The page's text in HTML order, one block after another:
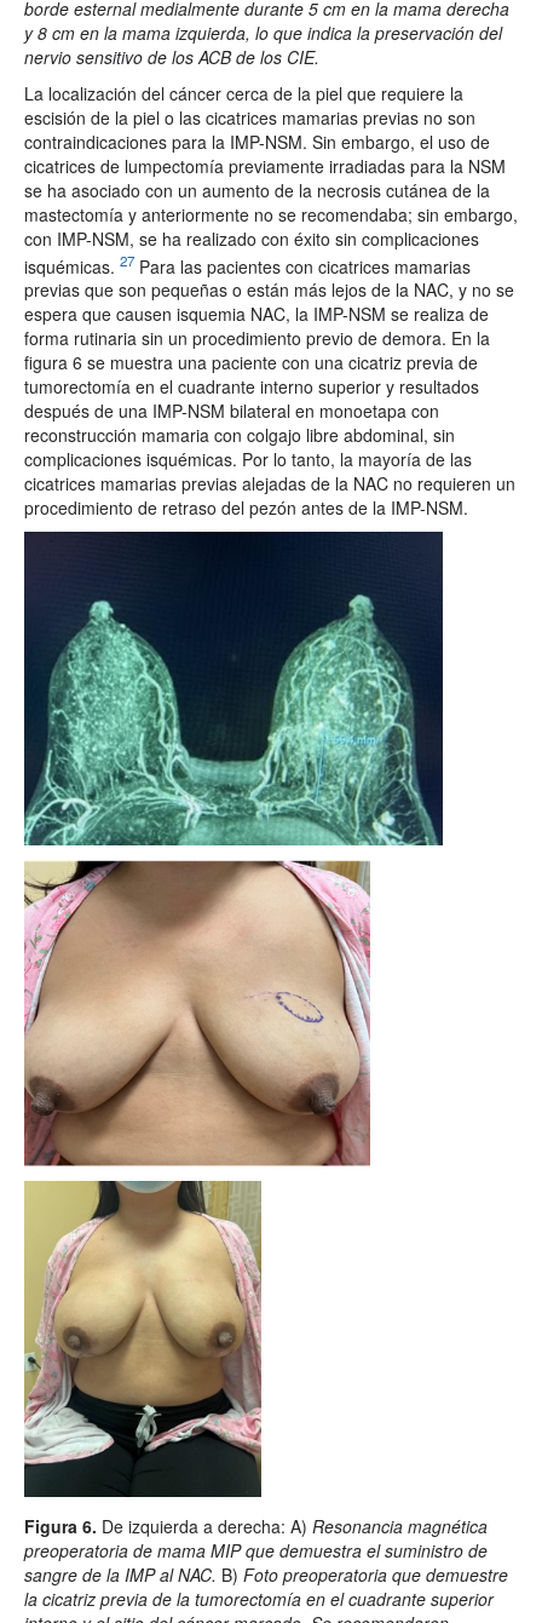
borde esternal medialmente durante 5 cm en la mama derecha
y 8 cm en la mama izquierda, lo que indica la preservación del
nervio sensitivo de los ACB de los CIE.
La localización del cáncer cerca de la piel que requiere la
escisión de la piel o las cicatrices mamarias previas no son
contraindicaciones para la IMP-NSM. Sin embargo, el uso de
cicatrices de lumpectomía previamente irradiadas para la NSM
se ha asociado con un aumento de la necrosis cutánea de la
mastectomía y anteriormente no se recomendaba; sin embargo,
con IMP-NSM, se ha realizado con éxito sin complicaciones
isquémicas. 27 Para las pacientes con cicatrices mamarias
previas que son pequeñas o están más lejos de la NAC, y no se
espera que causen isquemia NAC, la IMP-NSM se realiza de
forma rutinaria sin un procedimiento previo de demora. En la
figura 6 se muestra una paciente con una cicatriz previa de
tumorectomía en el cuadrante interno superior y resultados
después de una IMP-NSM bilateral en monoetapa con
reconstrucción mamaria con colgajo libre abdominal, sin
complicaciones isquémicas. Por lo tanto, la mayoría de las
cicatrices mamarias previas alejadas de la NAC no requieren un
procedimiento de retraso del pezón antes de la IMP-NSM.
Figura 6. De izquierda a derecha: A) Resonancia magnética
preoperatoria de mama MIP que demuestra el suministro de
sangre de la IMP al NAC. B) Foto preoperatoria que demuestre
la cicatriz previa de la tumorectomía en el cuadrante superior